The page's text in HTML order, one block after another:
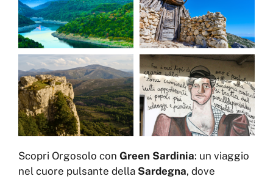
Scopri Orgosolo con Green Sardinia: un viaggio
nel cuore pulsante della Sardegna, dove